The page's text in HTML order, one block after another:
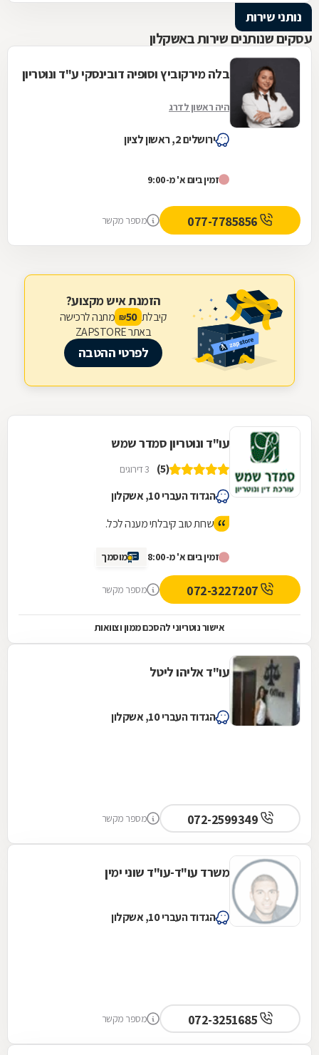
נותני שירות
עסקים שנותנים שירות באשקלון
בלה מירקוביץ וסופיה דובינסקי ע"ד ונוטריון
היה ראשון לדרג
ירושלים 2, ראשון לציון
זמין ביום א' מ-9:00
מספר מקשר
הזמנת איש מקצוע?
קיבלת 50
₪ מתנה לרכישה
באתר ZAPSTORE
לפרטי ההטבה
עו"ד ונוטריון סמדר שמש
(5) 3 דירוגים
הגדוד העברי 10, אשקלון
שרות טוב קיבלתי מענה לכל.
זמין ביום א' מ-8:00 מוסמך
מספר מקשר
אישור נוטריוני להסכם ממון וצוואות
עו"ד אליהו ליטל
הגדוד העברי 10, אשקלון
מספר מקשר
משרד עו"ד-עו"ד שוני ימין
הגדוד העברי 10, אשקלון
מספר מקשר